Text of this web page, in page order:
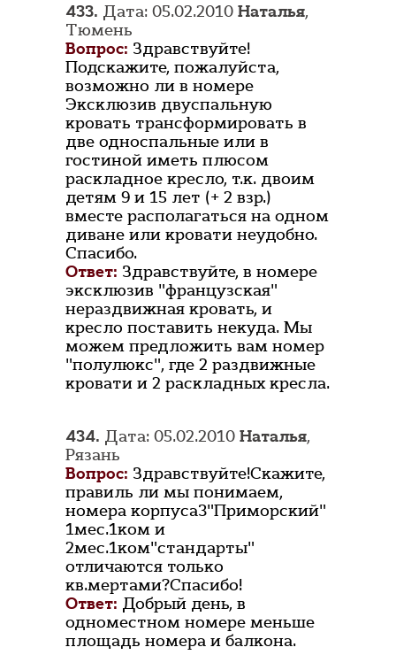
433. Дата: 05.02.2010 Наталья,
Тюмень
Вопрос: Здравствуйте!
Подскажите, пожалуйста,
возможно ли в номере
Эксклюзив двуспальную
кровать трансформировать в
две односпальные или в
гостиной иметь плюсом
раскладное кресло, т.к. двоим
детям 9 и 15 лет (+ 2 взр.)
вместе располагаться на одном
диване или кровати неудобно.
Спасибо.
Ответ: Здравствуйте, в номере
эксклюзив "французская"
нераздвижная кровать, и
кресло поставить некуда. Мы
можем предложить вам номер
"полулюкс", где 2 раздвижные
кровати и 2 раскладных кресла.
434. Дата: 05.02.2010 Наталья,
Рязань
Вопрос: Здравствуйте!Скажите,
правиль ли мы понимаем,
номера корпуса3"Приморский"
1мес.1ком и
2мес.1ком"стандарты"
отличаются только
кв.мертами?Спасибо!
Ответ: Добрый день, в
одноместном номере меньше
площадь номера и балкона.